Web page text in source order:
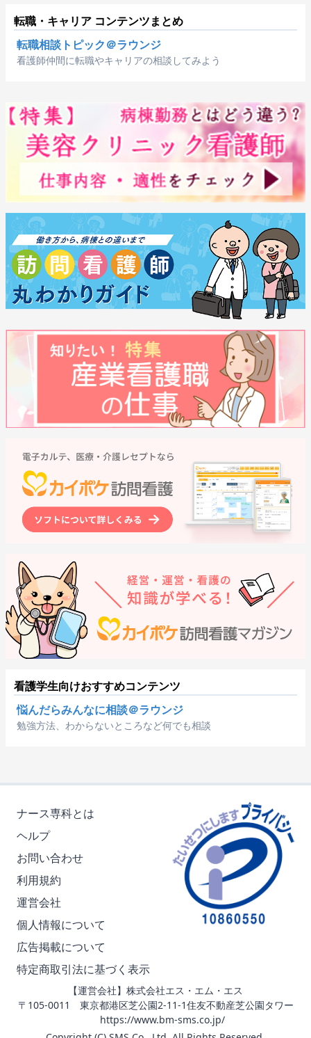
転職・キャリア コンテンツまとめ
転職相談トピック＠ラウンジ
看護師仲間に転職やキャリアの相談してみよう
看護学生向けおすすめコンテンツ
悩んだらみんなに相談＠ラウンジ
勉強方法、わからないところなど何でも相談
ナース専科とは
ヘルプ
お問い合わせ
利用規約
運営会社
個人情報について
広告掲載について
特定商取引法に基づく表示
【運営会社】株式会社エス・エム・エス
〒105-0011 東京都港区芝公園2-11-1住友不動産芝公園タワー
https://www.bm-sms.co.jp/